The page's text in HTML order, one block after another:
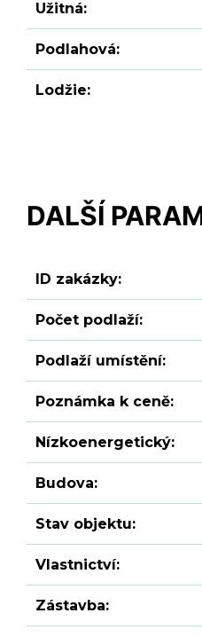
Užitná:
Podlahová:
Lodžie:
DALŠÍ
ID zakázky:
Počet podlaží:
Podlaží umístění:
Poznámka k ceně:
Nízkoenergetický:
Budova:
Stav objektu:
Vlastnictví:
Zástavba: